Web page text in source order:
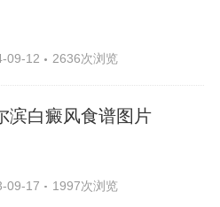
09-12 2636次浏览
滨白癜风食谱图片
09-17 1997次浏览